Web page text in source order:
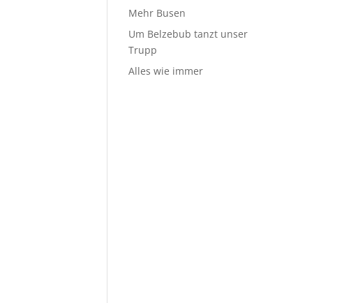
Mehr Busen
Um Belzebub tanzt unser
Trupp
Alles wie immer